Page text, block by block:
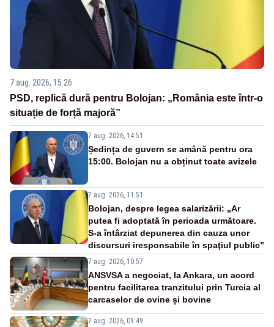
7 aug. 2026, 15:26
PSD, replică dură pentru Bolojan: „România este într-o
situație de forță majoră”
7 aug. 2026, 14:51
Ședința de guvern se amână pentru ora
15:00. Bolojan nu a obținut toate avizele
7 aug. 2026, 11:51
Bolojan, despre legea salarizării: „Ar
putea fi adoptată în perioada următoare.
S-a întârziat depunerea din cauza unor
discursuri iresponsabile în spaţiul public”
7 aug. 2026, 10:57
ANSVSA a negociat, la Ankara, un acord
pentru facilitarea tranzitului prin Turcia al
carcaselor de ovine și bovine
7 aug. 2026, 09:49